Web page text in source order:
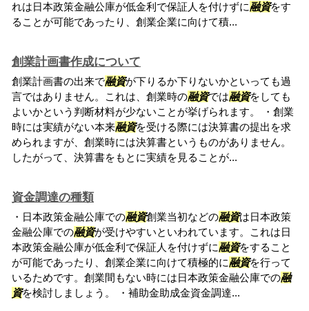
れは日本政策金融公庫が低金利で保証人を付けずに融資をす
ることが可能であったり、創業企業に向けて積...
創業計画書作成について
創業計画書の出来で融資が下りるか下りないかといっても過
言ではありません。これは、創業時の融資では融資をしても
よいかという判断材料が少ないことが挙げられます。 ・創業
時には実績がない本来融資を受ける際には決算書の提出を求
められますが、創業時には決算書というものがありません。
したがって、決算書をもとに実績を見ることが...
資金調達の種類
・日本政策金融公庫での融資創業当初などの融資は日本政策
金融公庫での融資が受けやすいといわれています。これは日
本政策金融公庫が低金利で保証人を付けずに融資をすること
が可能であったり、創業企業に向けて積極的に融資を行って
いるためです。創業間もない時には日本政策金融公庫での融
資を検討しましょう。 ・補助金助成金資金調達...